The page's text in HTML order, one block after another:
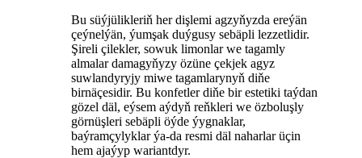
Bu süýjülikleriň her dişlemi agzyňyzda ereýän
çeýnelýän, ýumşak duýgusy sebäpli lezzetlidir.
Şireli çilekler, sowuk limonlar we tagamly
almalar damagyňyzy özüne çekjek agyz
suwlandyryjy miwe tagamlarynyň diňe
birnäçesidir. Bu konfetler diňe bir estetiki taýdan
gözel däl, eýsem aýdyň reňkleri we özboluşly
görnüşleri sebäpli öýde ýygnaklar,
baýramçylyklar ýa-da resmi däl naharlar üçin
hem ajaýyp wariantdyr.